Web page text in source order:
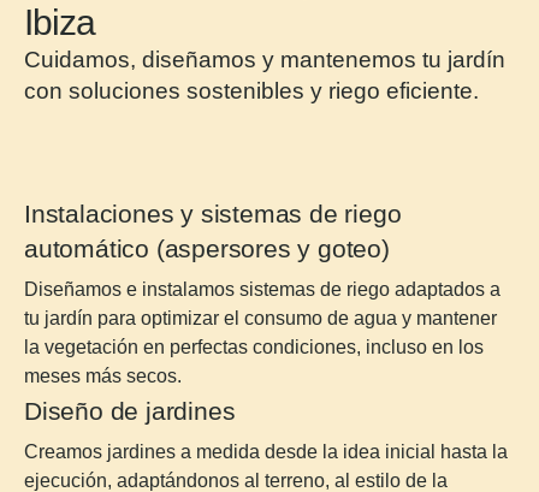
Ibiza
Cuidamos, diseñamos y mantenemos tu jardín
con soluciones sostenibles y riego eficiente.
Instalaciones y sistemas de riego
automático (aspersores y goteo)
Diseñamos e instalamos sistemas de riego adaptados a
tu jardín para optimizar el consumo de agua y mantener
la vegetación en perfectas condiciones, incluso en los
meses más secos.
Diseño de jardines
Creamos jardines a medida desde la idea inicial hasta la
ejecución, adaptándonos al terreno, al estilo de la